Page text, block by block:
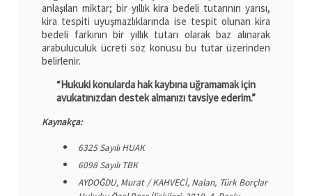
anlaşılan miktar; bir yıllık kira bedeli tutarının yarısı,
kira tespiti uyuşmazlıklarında ise tespit olunan kira
bedeli farkının bir yıllık tutarı olarak baz alınarak
arabuluculuk ücreti söz konusu bu tutar üzerinden
belirlenir.
“Hukuki konularda hak kaybına uğramamak için
avukatınızdan destek almanızı tavsiye ederim.”
Kaynakça:
6325 Sayılı HUAK
6098 Sayılı TBK
AYDOĞDU, Murat / KAHVECİ, Nalan, Türk Borçlar